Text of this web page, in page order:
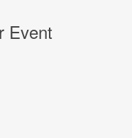
Event